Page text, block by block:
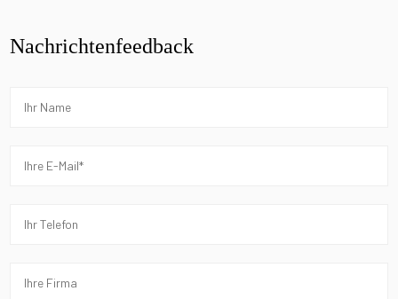
Nachrichtenfeedback